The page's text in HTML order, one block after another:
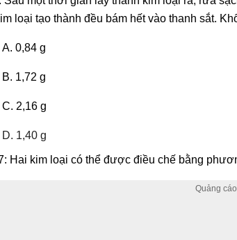
loại tạo thành đều bám hết vào thanh sắt.
A. 0,84 g
B. 1,72 g
C. 2,16 g
D. 1,40 g
Hai kim loại có thể được điều chế bằng